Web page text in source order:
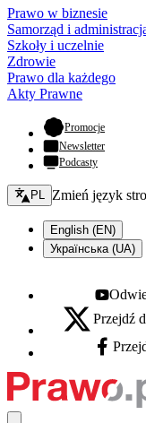
Prawo w biznesie
Samorząd i
Szkoły i uczelnie
Zdrowie
Prawo dla każdego
Akty Prawne
Promocje- otwiera
Newsletter
Podcasty
Zmień język - bieżący:
PL Zmień język
English (EN)
Українська (UA)
Youtube -
X - otwiera się w
Przejdź
Facebook -